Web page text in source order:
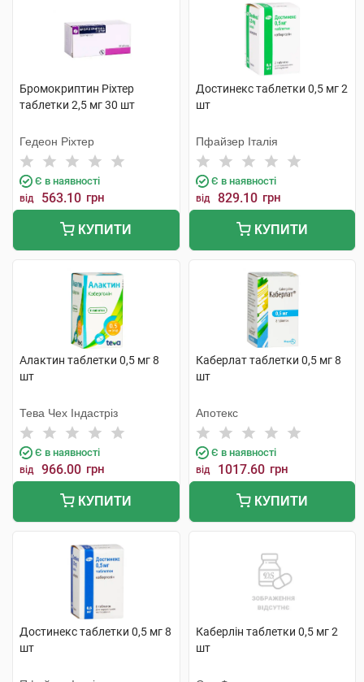
Бромокриптин Ріхтер
таблетки 2,5 мг 30 шт
Гедеон Ріхтер
Є в наявності
від 563.10 грн
КУПИТИ
Достинекс таблетки 0,5 мг 2
шт
Пфайзер Італія
Є в наявності
від 829.10 грн
КУПИТИ
Алактин таблетки 0,5 мг 8
шт
Тева Чех Індастріз
Є в наявності
від 966.00 грн
КУПИТИ
Каберлат таблетки 0,5 мг 8
шт
Апотекс
Є в наявності
від 1017.60 грн
КУПИТИ
Достинекс таблетки 0,5 мг 8
шт
Каберлін таблетки 0,5 мг 2
шт